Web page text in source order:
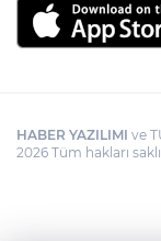
HABER YAZILIMI ve
2026 Tüm hakları